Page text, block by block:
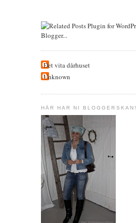
Det vita dårhuset
Unknown
HÄR HAR NI BLOGGERSKAN!